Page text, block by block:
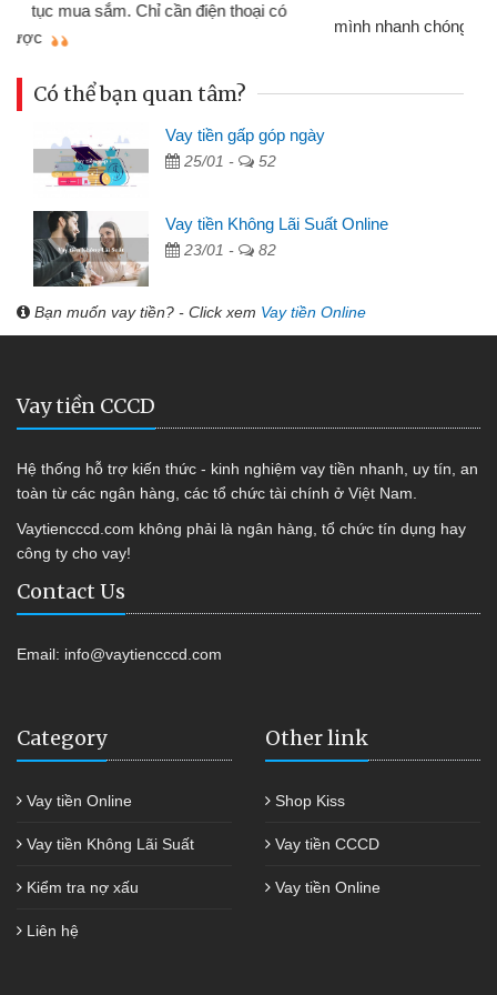
Có thể bạn quan tâm?
Vay tiền gấp góp ngày
25/01 - 52
Vay tiền Không Lãi Suất Online
23/01 - 82
Bạn muốn vay tiền? - Click xem Vay tiền Online
Vay tiền CCCD
Hệ thống hỗ trợ kiến thức - kinh nghiệm vay tiền nhanh, uy tín, an
toàn từ các ngân hàng, các tổ chức tài chính ở Việt Nam.
Vaytiencccd.com không phải là ngân hàng, tổ chức tín dụng hay
công ty cho vay!
Contact Us
Email: info@vaytiencccd.com
Category
Vay tiền Online
Vay tiền Không Lãi Suất
Kiểm tra nợ xấu
Liên hệ
Other link
Shop Kiss
Vay tiền CCCD
Vay tiền Online